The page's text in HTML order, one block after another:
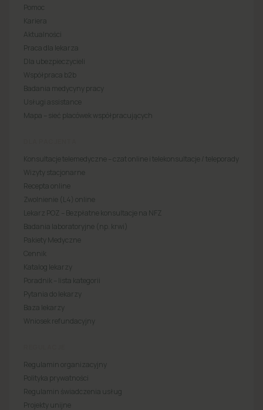
Pomoc
Kariera
Aktualności
Praca dla lekarza
Dla ubezpieczycieli
Współpraca b2b
Badania medycyny pracy
Usługi assistance
Mapa – sieć placówek współpracujących
Konsultacje telemedyczne – czat online i telekonsultacje / teleporady
Wizyty stacjonarne
Recepta online
Zwolnienie (L4) online
Lekarz POZ – Bezpłatne konsultacje na NFZ
Badania laboratoryjne (np. krwi)
Pakiety Medyczne
Cennik
Katalog lekarzy
Poradnik – lista kategorii
Pytania do lekarzy
Baza lekarzy
Wniosek refundacyjny
Regulamin organizacyjny
Polityka prywatności
Regulamin świadczenia usług
Projekty unijne